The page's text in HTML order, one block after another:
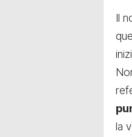
Il
la